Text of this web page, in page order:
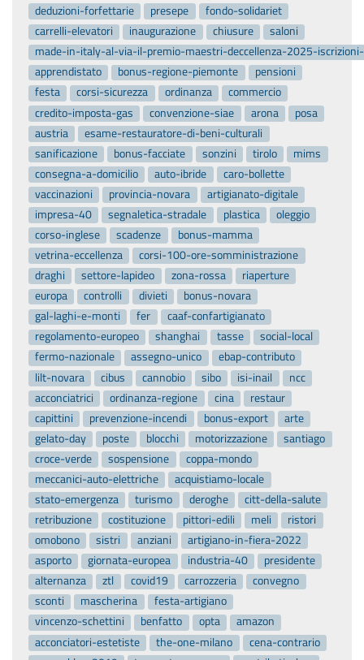
deduzioni-forfettarie
presepe
fondo-solidariet
carrelli-elevatori
inaugurazione chiusure
saloni
made-in-italy-al-via-il-premio-maestri-deccellenza-2025-
apprendistato
bonus-regione-piemonte
pensioni
festa
corsi-sicurezza ordinanza
commercio
credito-imposta-gas
convenzione-siae arona
posa
austria
esame-restauratore-di-beni-culturali
sanificazione
bonus-facciate sonzini tirolo
mims
consegna-a-domicilio
auto-ibride
caro-bollette
vaccinazioni
provincia-novara
artigianato-digitale
impresa-40
segnaletica-stradale plastica
oleggio
corso-inglese
scadenze
bonus-mamma
vetrina-eccellenza
corsi-100-ore-somministrazione
draghi
settore-lapideo zona-rossa
riaperture
europa
controlli divieti
bonus-novara
gal-laghi-e-monti
fer
caaf-confartigianato
regolamento-europeo
shanghai tasse
social-local
fermo-nazionale
assegno-unico
ebap-contributo
lilt-novara
cibus cannobio sibo isi-inail
ncc
acconciatrici
ordinanza-regione cina
restaur
capittini
prevenzione-incendi bonus-export
arte
gelato-day
poste blocchi motorizzazione
santiago
croce-verde
sospensione
coppa-mondo
meccanici-auto-elettriche
acquistiamo-locale
stato-emergenza
turismo deroghe
citt-della-salute
retribuzione
costituzione pittori-edili meli
ristori
omobono
sistri anziani
artigiano-in-fiera-2022
asporto
giornata-europea industria-40
presidente
alternanza
ztl covid19 carrozzeria
convegno
sconti
mascherina
festa-artigiano
vincenzo-schettini
benfatto opta
amazon
acconciatori-estetiste
the-one-milano
cena-contrario